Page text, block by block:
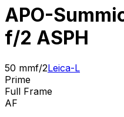
APO-
f/2 ASPH
50 mmf/2Leica-L
Prime
Full Frame
AF